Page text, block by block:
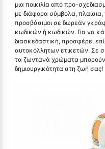
μια ποικιλία από προ-
με διάφορα σύμβολα, πλαίσια,
προσβάσιμοι σε δωρεάν
κωδικών ή κωδικών. Για να
διασκεδαστική, προσφέρει
αυτοκόλλητων ετικετών. Σε
τα ζωντανά χρώματα
δημιουργικότητα στη ζωή σας!